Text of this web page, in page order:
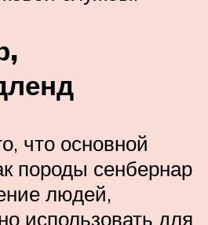
что основной
породы сенбернар
людей,
использовать для